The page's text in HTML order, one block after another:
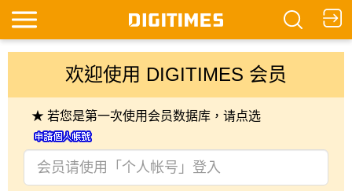
欢迎使用 DIGITIMES 会员
★ 若您是第一次使用会员数据库，请点选